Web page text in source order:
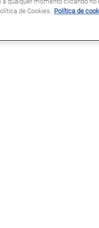
de Cookies. Política de